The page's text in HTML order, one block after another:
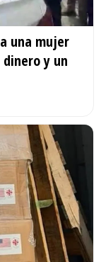
una mujer
y un